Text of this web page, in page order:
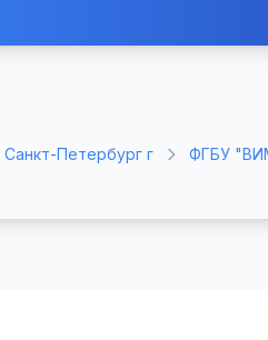
Санкт-Петербург г ФГБУ